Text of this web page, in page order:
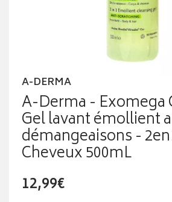
A-DERMA
A-Derma - Exomega
Gel lavant émollient
démangeaisons -
Cheveux 500mL
12,99€